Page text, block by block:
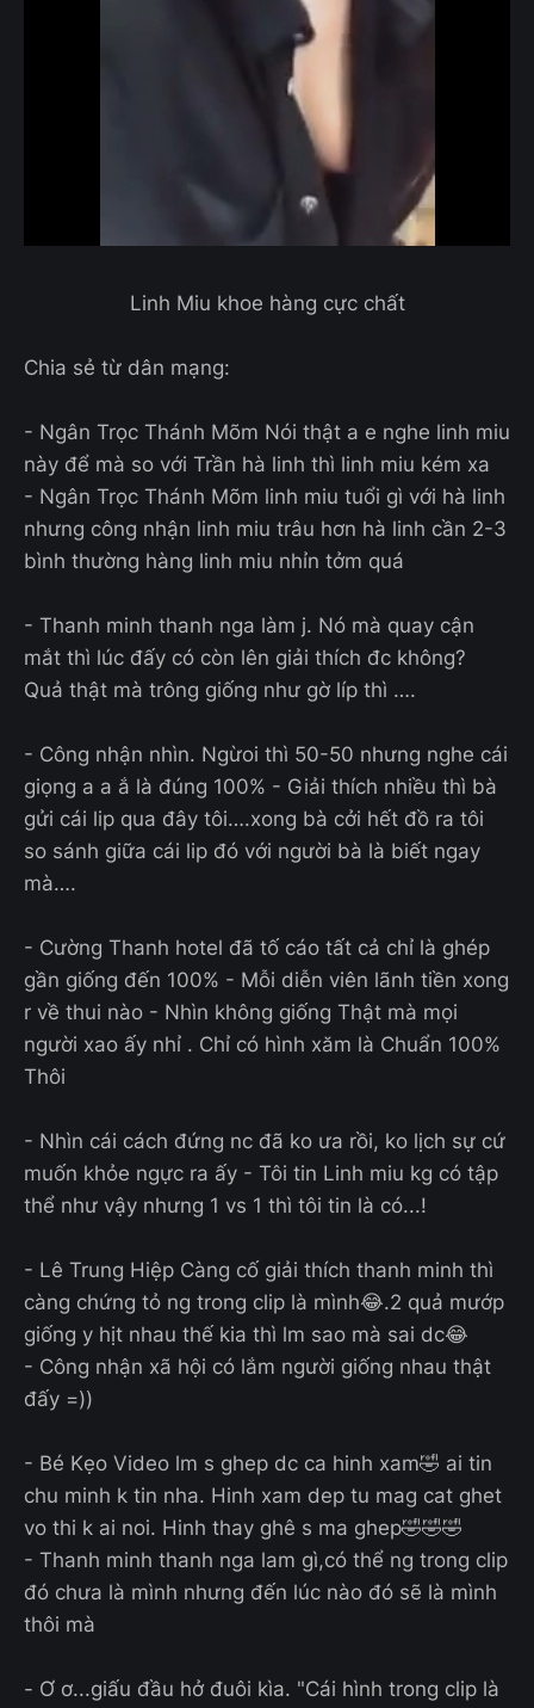
Linh Miu khoe hàng cực chất
Chia sẻ từ dân mạng:
- Ngân Trọc Thánh Mõm Nói thật a e nghe linh miu
này để mà so với Trần hà linh thì linh miu kém xa
- Ngân Trọc Thánh Mõm linh miu tuổi gì với hà linh
nhưng công nhận linh miu trâu hơn hà linh cần 2-3
bình thường hàng linh miu nhỉn tởm quá
- Thanh minh thanh nga làm j. Nó mà quay cận
mắt thì lúc đấy có còn lên giải thích đc không?
Quả thật mà trông giống như gờ líp thì ….
- Công nhận nhìn. Ngừoi thì 50-50 nhưng nghe cái
giọng a a ắ là đúng 100% - Giải thích nhiều thì bà
gửi cái lip qua đây tôi….xong bà cởi hết đồ ra tôi
so sánh giữa cái lip đó với người bà là biết ngay
mà….
- Cường Thanh hotel đã tố cáo tất cả chỉ là ghép
gần giống đến 100% - Mỗi diễn viên lãnh tiền xong
r về thui nào - Nhìn không giống Thật mà mọi
người xao ấy nhỉ . Chỉ có hình xăm là Chuẩn 100%
Thôi
- Nhìn cái cách đứng nc đã ko ưa rồi, ko lịch sự cứ
muốn khỏe ngực ra ấy - Tôi tin Linh miu kg có tập
thể như vậy nhưng 1 vs 1 thì tôi tin là có...!
- Lê Trung Hiệp Càng cố giải thích thanh minh thì
càng chứng tỏ ng trong clip là mình😂.2 quả mướp
giống y hịt nhau thế kia thì lm sao mà sai dc😂
- Công nhận xã hội có lắm người giống nhau thật
đấy =))
- Bé Kẹo Video lm s ghep dc ca hinh xam🤣 ai tin
chu minh k tin nha. Hinh xam dep tu mag cat ghet
vo thi k ai noi. Hinh thay ghê s ma ghep🤣🤣🤣
- Thanh minh thanh nga lam gì,có thể ng trong clip
đó chưa là mình nhưng đến lúc nào đó sẽ là mình
thôi mà
- Ơ ơ...giấu đầu hở đuôi kìa. "Cái hình trong clip là